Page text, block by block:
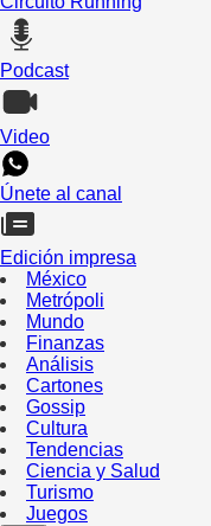
Podcast
Video
Únete al canal
Edición impresa
México
Metrópoli
Mundo
Finanzas
Análisis
Cartones
Gossip
Cultura
Tendencias
Ciencia y Salud
Turismo
Juegos